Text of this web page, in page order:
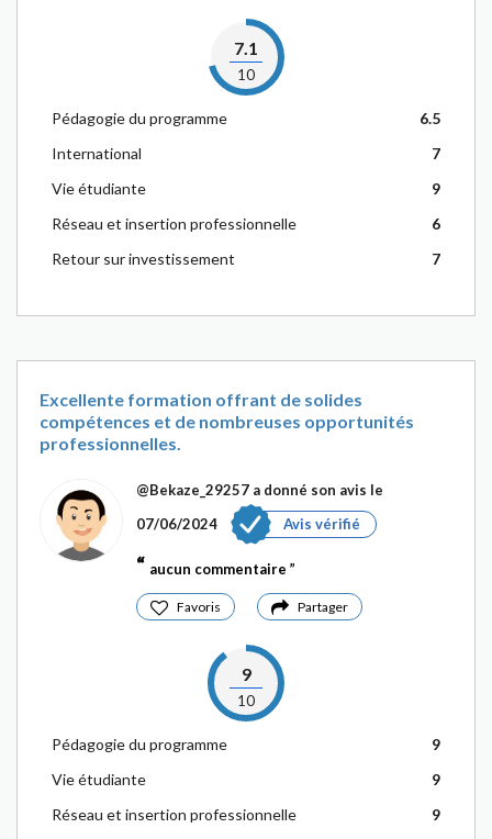
7.1
10
Pédagogie du programme
6.5
International
7
Vie étudiante
9
Réseau et insertion professionnelle
6
Retour sur investissement
7
Excellente formation offrant de solides
compétences et de nombreuses opportunités
professionnelles.
@Bekaze_29257 a donné son avis le
07/06/2024
Avis vérifié
aucun commentaire
Favoris Partager
9
10
Pédagogie du programme
9
Vie étudiante
9
Réseau et insertion professionnelle
9